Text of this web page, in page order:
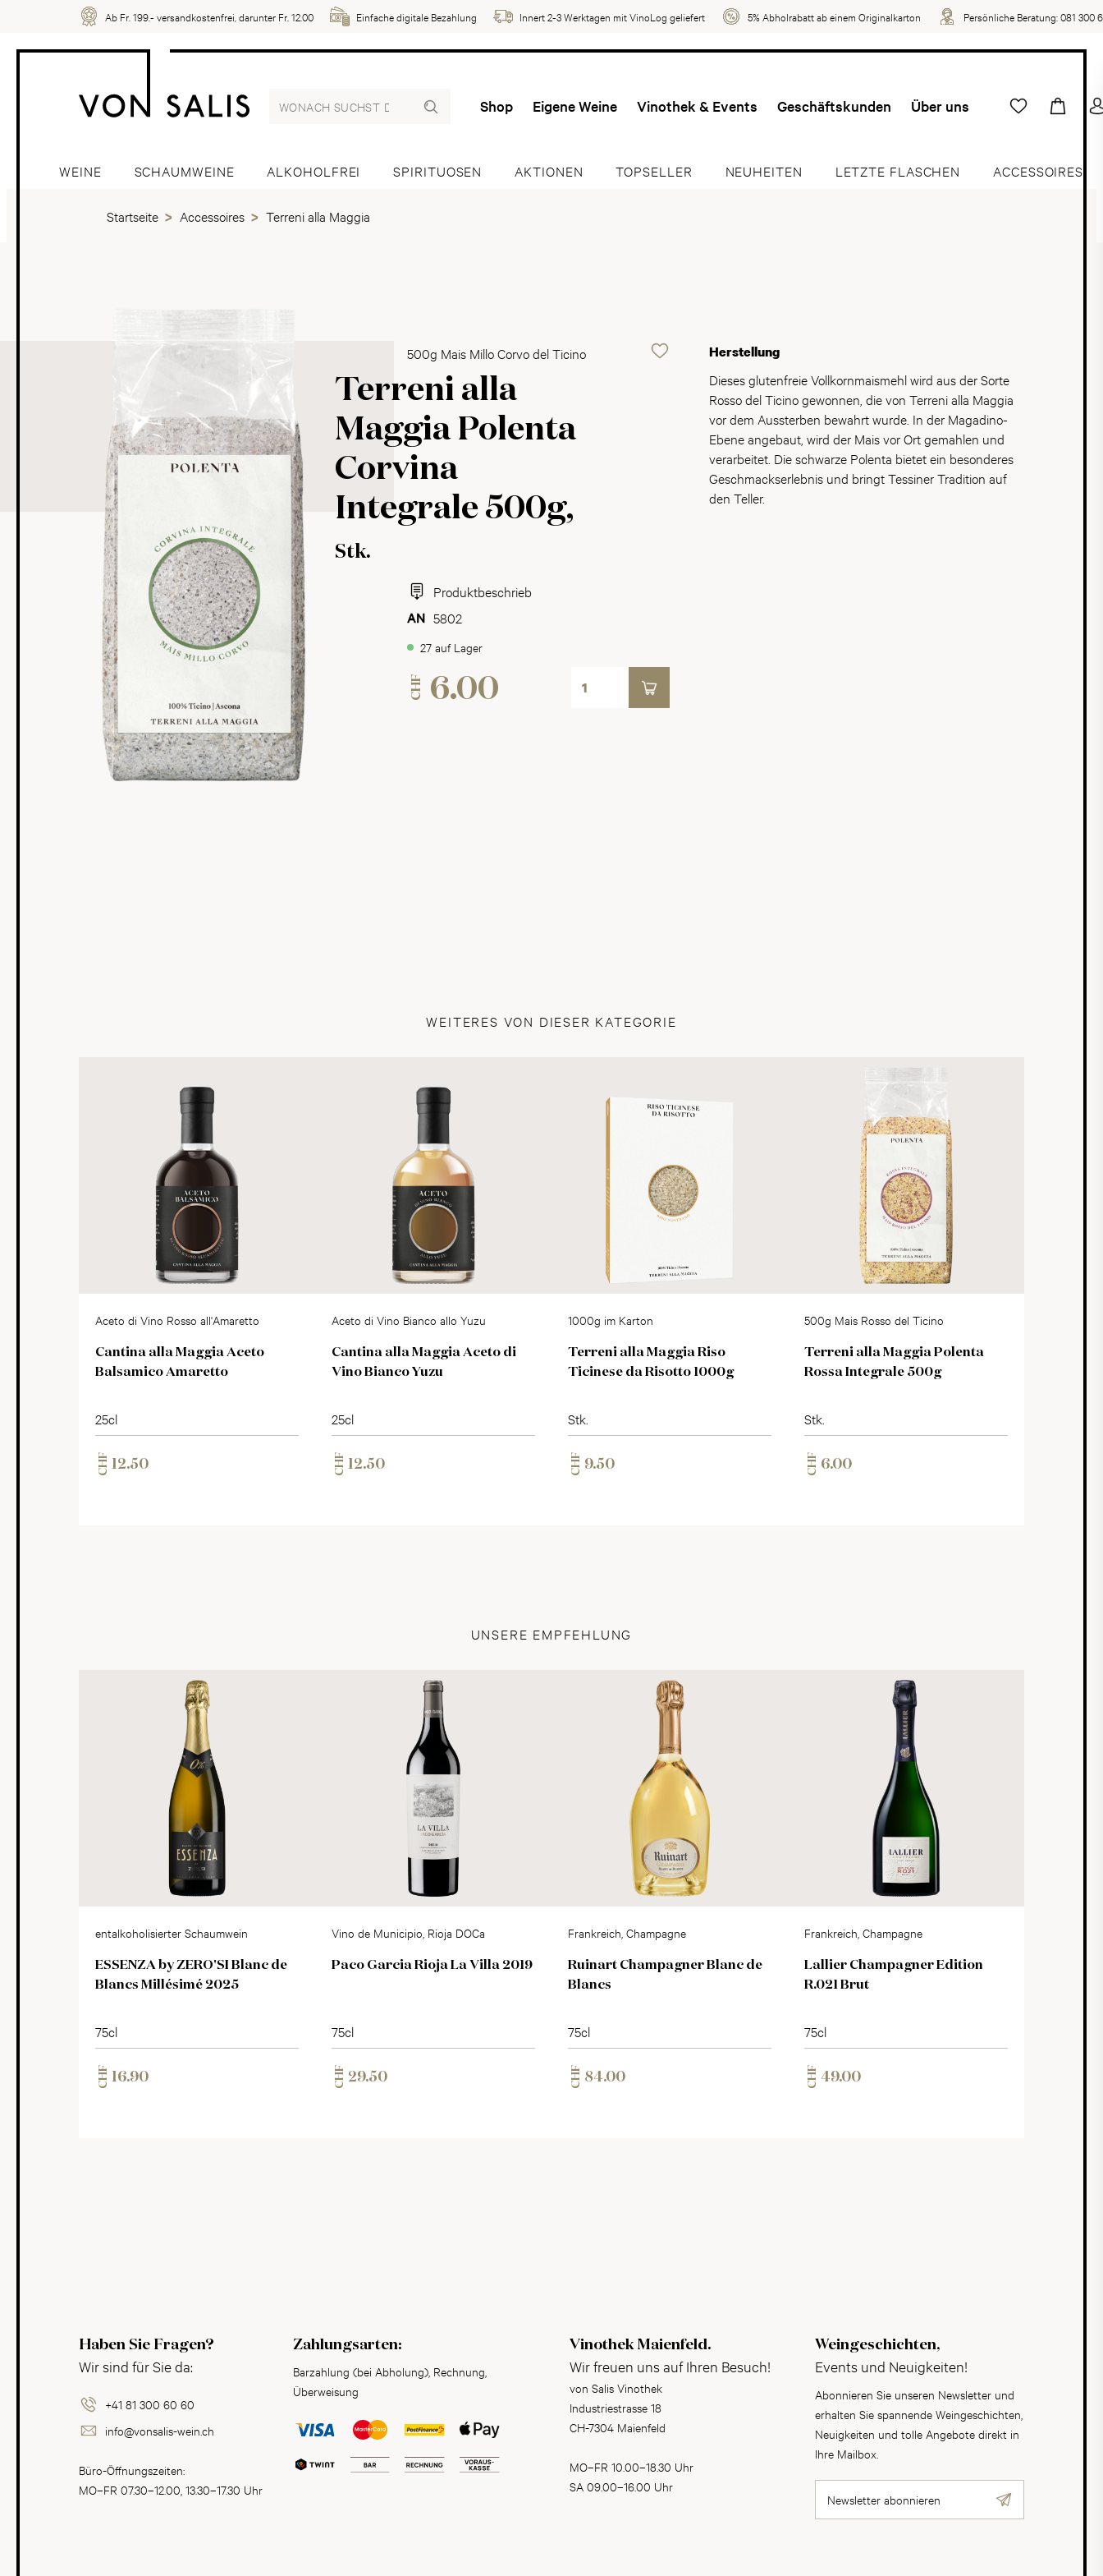
Ab Fr. 199.- versandkostenfrei, darunter Fr. 12.00 Einfache digitale Bezahlung Innert 2-3 Werktagen mit VinoLog geliefert 5% Abholrabatt ab einem Originalkarton Persönliche Beratung:081 300
Shop Eigene Weine Vinothek & Events Geschäftskunden Über uns
WEINE SCHAUMWEINE ALKOHOLFREI SPIRITUOSEN AKTIONEN TOPSELLER NEUHEITEN LETZTE FLASCHEN ACCESSOIRES
Startseite Accessoires Terreni alla Maggia
500g Mais Millo Corvo del Ticino
Terreni alla
Maggia Polenta
Corvina
Integrale 500g,
Stk.
Produktbeschrieb
5802
27 auf Lager
CHF 6.00
Herstellung
Dieses glutenfreie Vollkornmaismehl wird aus der Sorte
Rosso del Ticino gewonnen, die von Terreni alla Maggia
vor dem Aussterben bewahrt wurde. In der Magadino-
Ebene angebaut, wird der Mais vor Ort gemahlen und
verarbeitet. Die schwarze Polenta bietet ein besonderes
Geschmackserlebnis und bringt Tessiner Tradition auf
den Teller.
WEITERES VON DIESER KATEGORIE
Aceto di Vino Rosso all'Amaretto
Cantina alla Maggia Aceto
Balsamico Amaretto
25cl
CHF 12.50
Aceto di Vino Bianco allo Yuzu
Cantina alla Maggia Aceto di
Vino Bianco Yuzu
25cl
CHF 12.50
1000g im Karton
Terreni alla Maggia Riso
Ticinese da Risotto 1000g
Stk.
CHF 9.50
500g Mais Rosso del Ticino
Terreni alla Maggia Polenta
Rossa Integrale 500g
Stk.
CHF 6.00
UNSERE EMPFEHLUNG
entalkoholisierter Schaumwein
ESSENZA by ZERO'SI Blanc de
Blancs Millésimé 2025
75cl
CHF 16.90
Vino de Municipio, Rioja DOCa
Paco Garcia Rioja La Villa 2019
75cl
CHF 29.50
Frankreich, Champagne
Ruinart Champagner Blanc de
Blancs
75cl
CHF 84.00
Frankreich, Champagne
Lallier Champagner Edition
R.021 Brut
75cl
CHF 49.00
Haben Sie Fragen?
Wir sind für Sie da:
+41 81 300 60 60
info@vonsalis-wein.ch
Büro-Öffnungszeiten:
MO–FR 07.30–12.00, 13.30–17.30 Uhr
Zahlungsarten:
Barzahlung (bei Abholung), Rechnung,
Überweisung
Vinothek Maienfeld.
Wir freuen uns auf Ihren Besuch!
von Salis Vinothek
Industriestrasse 18
CH-7304 Maienfeld
MO–FR 10.00–18.30 Uhr
SA 09.00–16.00 Uhr
Weingeschichten,
Events und Neuigkeiten!
Abonnieren Sie unseren Newsletter und
erhalten Sie spannende Weingeschichten,
Neuigkeiten und tolle Angebote direkt in
Ihre Mailbox.
Newsletter abonnieren